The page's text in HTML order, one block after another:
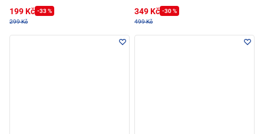
199 Kč -33 %
299 Kč
349 Kč -30 %
499 Kč